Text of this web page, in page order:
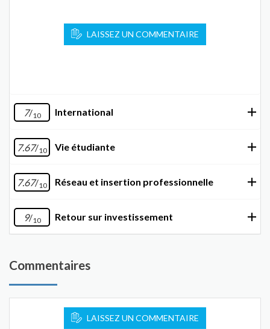
LAISSEZ UN COMMENTAIRE
7/10 International
7.67/10 Vie étudiante
7.67/10 Réseau et insertion professionnelle
9/10 Retour sur investissement
Commentaires
LAISSEZ UN COMMENTAIRE